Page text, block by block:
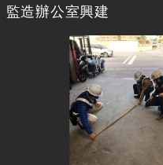
監造辦公室興建